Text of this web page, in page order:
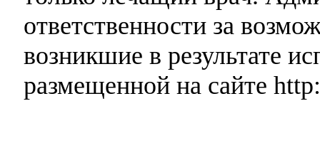
ответственности за
возникшие в результате
размещенной на сайте